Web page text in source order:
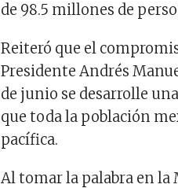
de 98.5 millones de
Reiteró que el
Presidente Andrés
de junio se desarrolle
que toda la población
pacífica.
Al tomar la palabra en la